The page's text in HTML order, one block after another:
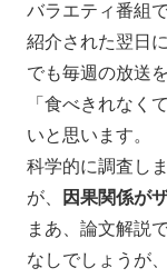
バラエティ番組
紹介された翌日
でも毎週の放送
「食べきれなく
いと思います。
科学的に調査し
が、
因果関係が
まあ、論文解説
なしでしょうが